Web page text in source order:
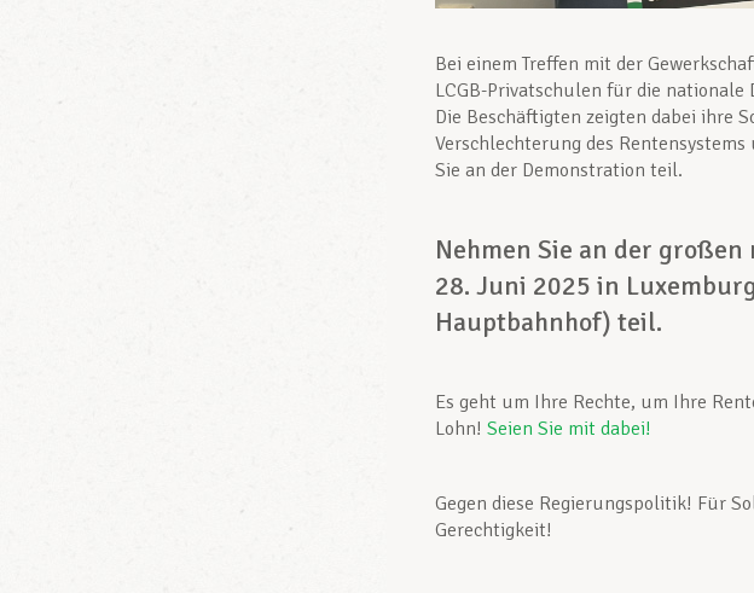
Bei einem Treffen mit der
LCGB-Privatschulen für die
Die Beschäftigten zeigten dabei ihre
Verschlechterung des
Sie an der Demonstration teil.
Nehmen Sie an der
28. Juni 2025 in
Hauptbahnhof) teil.
Es geht um Ihre Rechte, um Ihre
Lohn! Seien Sie mit dabei!
Gegen diese Regierungspolitik! Für
Gerechtigkeit!